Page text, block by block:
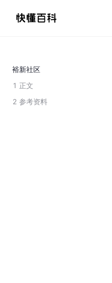
裕新社区
1 正文
2 参考资料